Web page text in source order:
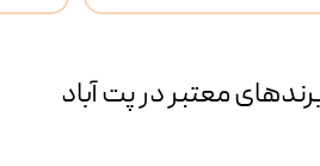
معتبر در پت آباد